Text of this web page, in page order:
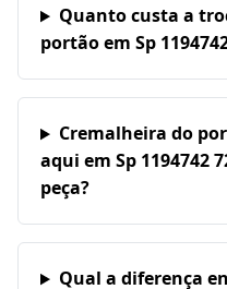
Quanto custa a
portão em Sp
Cremalheira do
aqui em Sp 1194742
peça?
Qual a diferença